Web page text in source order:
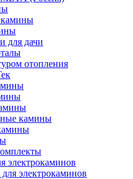
камины
для дачи
отопления
камины
электрокаминов
электрокаминов